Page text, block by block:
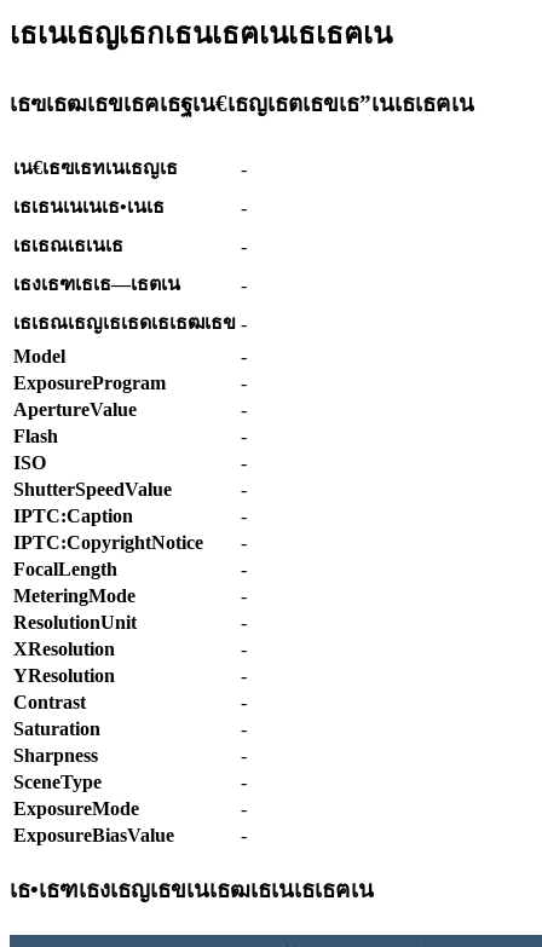
เธเนเธญเธกเธนเธฅเนเธเธฅเน
เธฃเธฒเธขเธฅเธฐเน€เธญเธตเธขเธ”เนเธเธฅเน
เน€เธฃเธทเนเธญเธ
-
เธเธนเนเนเธ•เนเธ
-
เธเธณเธเนเธ
-
เธงเธฑเธเธ—เธตเน
-
เธเธณเธญเธเธดเธเธฒเธข -
Model
-
ExposureProgram
-
ApertureValue
-
Flash
-
ISO
-
ShutterSpeedValue
-
IPTC:Caption
-
IPTC:CopyrightNotice
-
FocalLength
-
MeteringMode
-
ResolutionUnit
-
XResolution
-
YResolution
-
Contrast
-
Saturation
-
Sharpness
-
SceneType
-
ExposureMode
-
ExposureBiasValue
-
เธ•เธฑเธงเธญเธขเนเธฒเธเนเธเธฅเน